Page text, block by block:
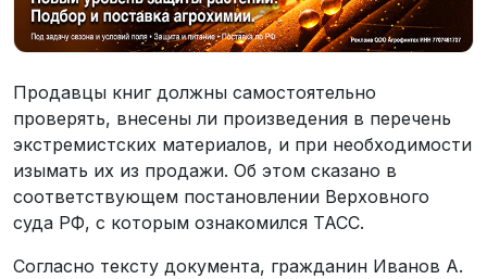
Продавцы книг должны самостоятельно
проверять, внесены ли произведения в перечень
экстремистских материалов, и при необходимости
изымать их из продажи. Об этом сказано в
соответствующем постановлении Верховного
суда РФ, с которым ознакомился ТАСС.
Согласно тексту документа, гражданин Иванов А.